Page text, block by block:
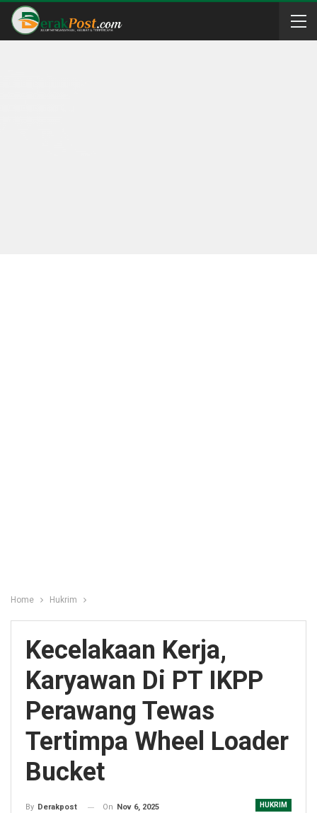
Home Hukrim
Kecelakaan Kerja,
Karyawan Di PT IKPP
Perawang Tewas
Tertimpa Wheel Loader
Bucket
HUKRIM
By Derakpost On Nov 6, 2025